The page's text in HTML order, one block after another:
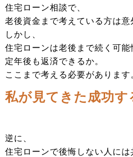
住宅ローン相談で、
老後資金まで考えている方は意
しかし、
住宅ローンは老後まで続く可能
定年後も返済できるか。
ここまで考える必要があります
私が見てきた成功す
逆に、
住宅ローンで後悔しない人には